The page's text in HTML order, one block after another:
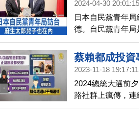
2024-04-30 20:01:15
日本自民黨青年
德。自民黨青年
相，也曾經隸屬
生太郎的兒子麻生
蔡賴都成投資
2023-11-18 19:17:11
2024總統大選前
路社群上瘋傳，
的影片，刑事局